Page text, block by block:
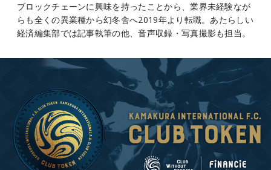
ブロックチェーンに興味を持ったことから、業界未経験なが
らも全くの異業種から幻冬舎へ2019年より転職。あたらしい
経済編集部では記事執筆の他、音声収録・写真撮影も担当。